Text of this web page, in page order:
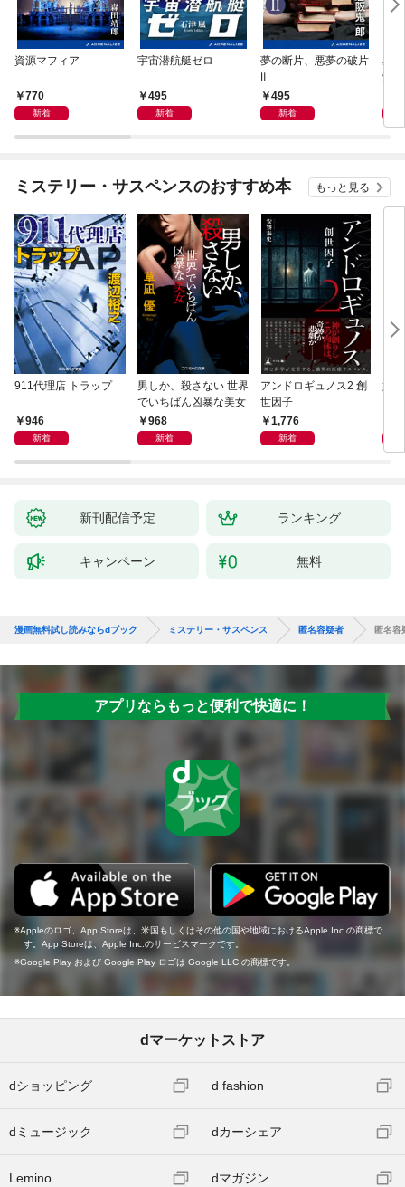
資源マフィア
770
新着
宇宙潜航艇ゼロ
495
新着
夢の断片、悪夢の破片
Ⅱ
495
新着
星
覚
ミステリー・サスペンスのおすすめ本 もっと見る
911代理店 トラップ
946
新着
男しか、殺さない 世界
でいちばん凶暴な美女
968
新着
アンドロギュノス2 創
世因子
1,776
新着
姐
新刊配信予定 ランキング
キャンペーン 無料
漫画無料試し読みならdブック ミステリー・サスペンス 匿名容疑者 匿名容
アプリならもっと便利で快適に！
Appleのロゴ、App Storeは、米国もしくはその他の国や地域におけるApple Inc.の商標で
す。App Storeは、Apple Inc.のサービスマークです。
Google Play および Google Play ロゴは Google LLC の商標です。
dマーケットストア
dショッピング d fashion
dミュージック dカーシェア
Lemino dマガジン